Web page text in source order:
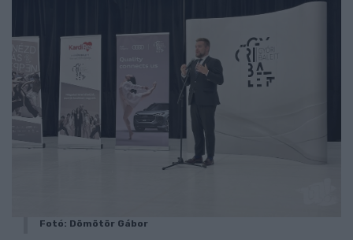
Fotó: Dömötör Gábor